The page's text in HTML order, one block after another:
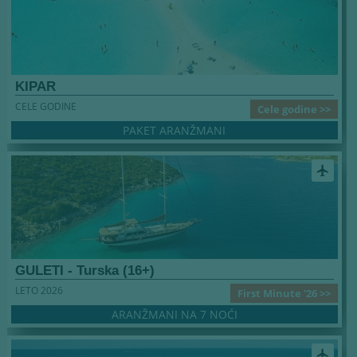
KIPAR
Cele godine >>
CELE GODINE
PAKET ARANŽMANI
airplanemode_active
GULETI - Turska (16+)
First Minute '26 >>
LETO 2026
ARANŽMANI NA 7 NOĆI